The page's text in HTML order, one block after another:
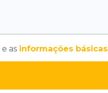
e as informações básicas